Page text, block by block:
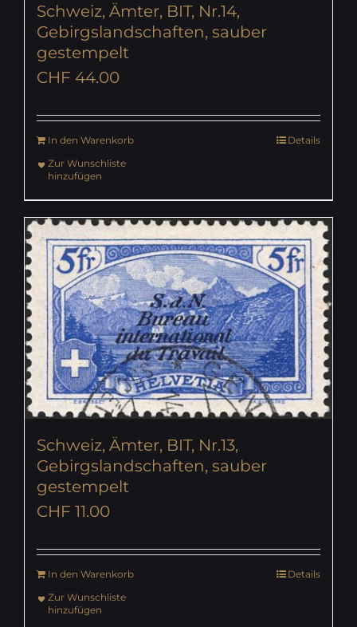
Schweiz, Ämter, BIT, Nr.14,
Gebirgslandschaften, sauber
gestempelt
CHF 44.00
In den Warenkorb
Details
Zur Wunschliste
hinzufügen
Schweiz, Ämter, BIT, Nr.13,
Gebirgslandschaften, sauber
gestempelt
CHF 11.00
In den Warenkorb
Details
Zur Wunschliste
hinzufügen